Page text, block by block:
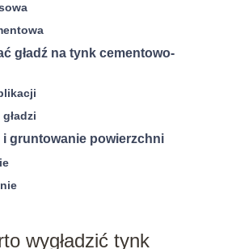
gładź na tynk cementowo-
gładzi
i gruntowanie powierzchni
wygładzić tynk